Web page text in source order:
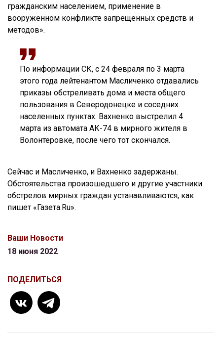
гражданским населением, применение в
вооруженном конфликте запрещенных средств и
методов».
По информации СК, с 24 февраля по 3 марта
этого года лейтенантом Масличенко отдавались
приказы обстреливать дома и места общего
пользования в Северодонецке и соседних
населенных пунктах. Вахненко выстрелил 4
марта из автомата АК-74 в мирного жителя в
Волонтеровке, после чего тот скончался.
Сейчас и Масличенко, и Вахненко задержаны.
Обстоятельства произошедшего и другие участники
обстрелов мирных граждан устанавливаются, как
пишет «Газета.Ru».
Ваши Новости
18 июня 2022
ПОДЕЛИТЬСЯ